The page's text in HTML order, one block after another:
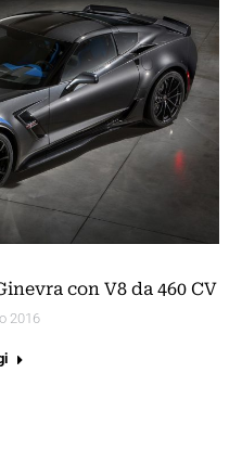
con V8 da 460 CV
2016